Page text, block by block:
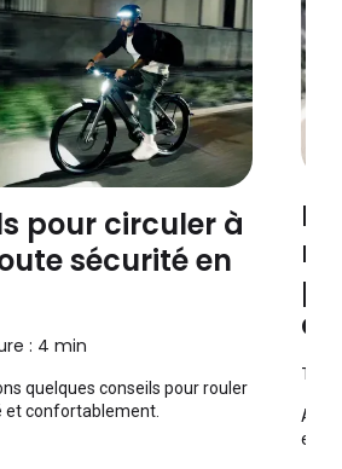
pour circuler à
sécurité en
: 4 min
quelques conseils pour rouler
et confortablement.
Avec
en